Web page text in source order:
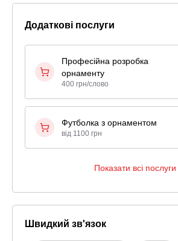
Додаткові послуги
Професійна розробка
орнаменту
400 грн/слово
Футболка з орнаментом
від 1100 грн
Показати всі послуги
Швидкий зв'язок